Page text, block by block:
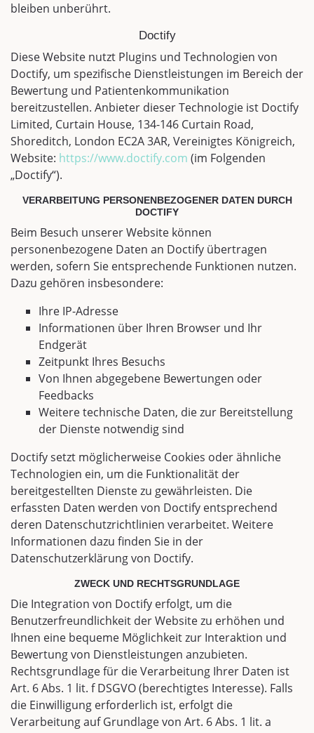
bleiben unberührt.
Doctify
Diese Website nutzt Plugins und Technologien von
Doctify, um spezifische Dienstleistungen im Bereich der
Bewertung und Patientenkommunikation
bereitzustellen. Anbieter dieser Technologie ist Doctify
Limited, Curtain House, 134-146 Curtain Road,
Shoreditch, London EC2A 3AR, Vereinigtes Königreich,
Website: https://www.doctify.com (im Folgenden
„Doctify“).
VERARBEITUNG PERSONENBEZOGENER DATEN DURCH
DOCTIFY
Beim Besuch unserer Website können
personenbezogene Daten an Doctify übertragen
werden, sofern Sie entsprechende Funktionen nutzen.
Dazu gehören insbesondere:
Ihre IP-Adresse
Informationen über Ihren Browser und Ihr
Endgerät
Zeitpunkt Ihres Besuchs
Von Ihnen abgegebene Bewertungen oder
Feedbacks
Weitere technische Daten, die zur Bereitstellung
der Dienste notwendig sind
Doctify setzt möglicherweise Cookies oder ähnliche
Technologien ein, um die Funktionalität der
bereitgestellten Dienste zu gewährleisten. Die
erfassten Daten werden von Doctify entsprechend
deren Datenschutzrichtlinien verarbeitet. Weitere
Informationen dazu finden Sie in der
Datenschutzerklärung von Doctify.
ZWECK UND RECHTSGRUNDLAGE
Die Integration von Doctify erfolgt, um die
Benutzerfreundlichkeit der Website zu erhöhen und
Ihnen eine bequeme Möglichkeit zur Interaktion und
Bewertung von Dienstleistungen anzubieten.
Rechtsgrundlage für die Verarbeitung Ihrer Daten ist
Art. 6 Abs. 1 lit. f DSGVO (berechtigtes Interesse). Falls
die Einwilligung erforderlich ist, erfolgt die
Verarbeitung auf Grundlage von Art. 6 Abs. 1 lit. a